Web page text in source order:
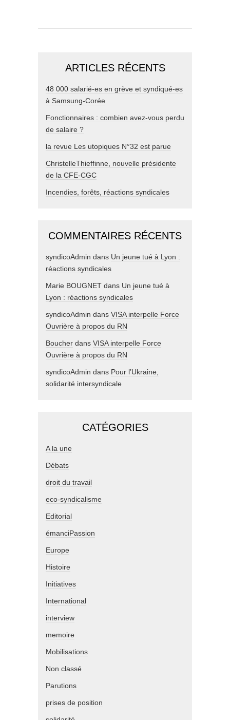
ARTICLES RÉCENTS
48 000 salarié-es en grève et syndiqué-es
à Samsung-Corée
Fonctionnaires : combien avez-vous perdu
de salaire ?
la revue Les utopiques N°32 est parue
ChristelleThieffinne, nouvelle présidente
de la CFE-CGC
Incendies, forêts, réactions syndicales
COMMENTAIRES RÉCENTS
syndicoAdmin dans Un jeune tué à Lyon :
réactions syndicales
Marie BOUGNET dans Un jeune tué à
Lyon : réactions syndicales
syndicoAdmin dans VISA interpelle Force
Ouvrière à propos du RN
Boucher dans VISA interpelle Force
Ouvrière à propos du RN
syndicoAdmin dans Pour l’Ukraine,
solidarité intersyndicale
CATÉGORIES
A la une
Débats
droit du travail
eco-syndicalisme
Editorial
émanciPassion
Europe
Histoire
Initiatives
International
interview
memoire
Mobilisations
Non classé
Parutions
prises de position